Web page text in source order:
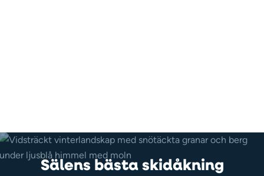
Sälens bästa skidåkning